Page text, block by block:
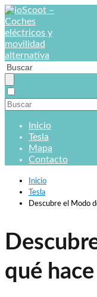
Inicio
Tesla
Mapa
Contacto
Inicio
Tesla
Descubre el Modo
qué